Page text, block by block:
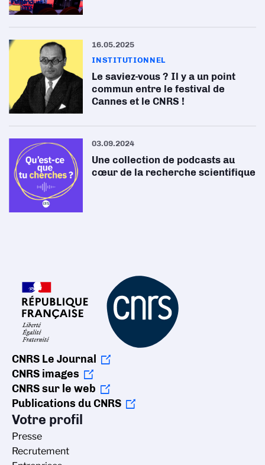
16.05.2025
INSTITUTIONNEL
Le saviez-vous ? Il y a un point
commun entre le festival de
Cannes et le CNRS !
03.09.2024
Une collection de podcasts au
cœur de la recherche scientifique
CNRS Le Journal
CNRS images
CNRS sur le web
Publications du CNRS
Votre profil
Presse
Recrutement